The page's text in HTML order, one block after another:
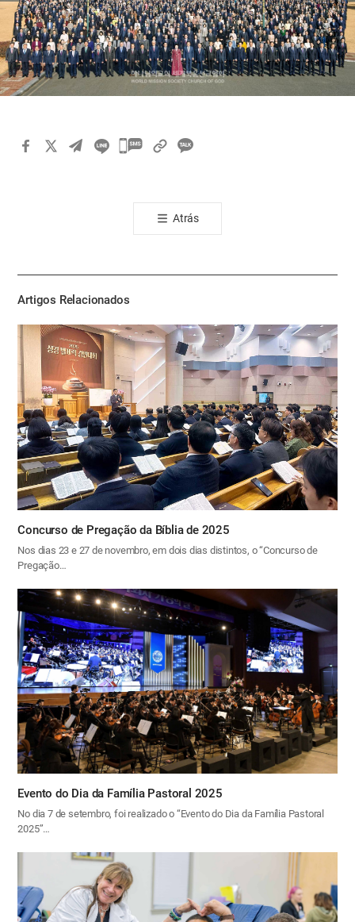
카
톡
공
기
Atrás
Artigos Relacionados
Concurso de Pregação da Bíblia de 2025
Nos dias 23 e 27 de novembro, em dois dias distintos, o “Concurso de
Pregação…
Evento do Dia da Família Pastoral 2025
No dia 7 de setembro, foi realizado o “Evento do Dia da Família Pastoral
2025”…